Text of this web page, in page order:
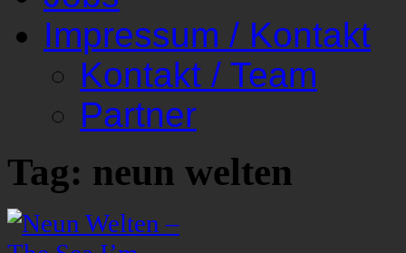
Impressum / Kontakt
Kontakt / Team
Partner
Tag: neun welten